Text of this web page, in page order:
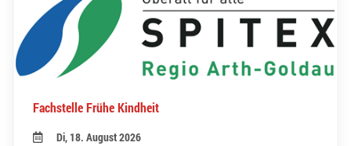
Fachstelle Frühe Kindheit
Di, 18. August 2026